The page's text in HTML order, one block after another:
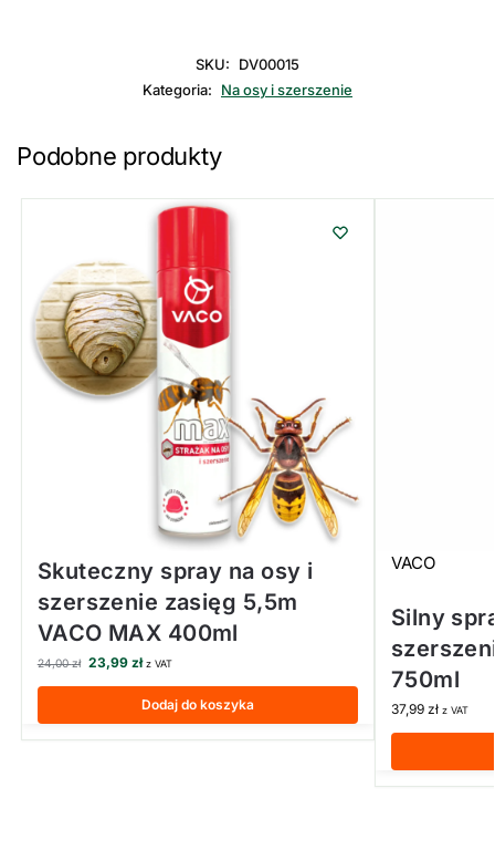
SKU:
DV00015
Kategoria:
Na osy i szerszenie
Podobne produkty
Skuteczny spray na osy i
szerszenie zasięg 5,5m
VACO MAX 400ml
24,00zł 23,99 zł z VAT
Dodaj do koszyka
VACO
Silny
750ml
37,99 zł z VAT